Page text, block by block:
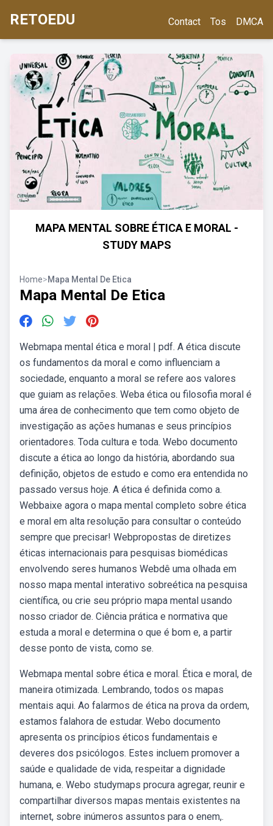
RETOEDU Contact Tos DMCA
MAPA MENTAL SOBRE ÉTICA E MORAL -
STUDY MAPS
Home>Mapa Mental De Etica
Mapa Mental De Etica
Webmapa mental ética e moral | pdf. A ética discute
os fundamentos da moral e como influenciam a
sociedade, enquanto a moral se refere aos valores
que guiam as relações. Weba ética ou filosofia moral é
uma área de conhecimento que tem como objeto de
investigação as ações humanas e seus princípios
orientadores. Toda cultura e toda. Webo documento
discute a ética ao longo da história, abordando sua
definição, objetos de estudo e como era entendida no
passado versus hoje. A ética é definida como a.
Webbaixe agora o mapa mental completo sobre ética
e moral em alta resolução para consultar o conteúdo
sempre que precisar! Webpropostas de diretizes
éticas internacionais para pesquisas biomédicas
envolvendo seres humanos Webdê uma olhada em
nosso mapa mental interativo sobreética na pesquisa
científica, ou crie seu próprio mapa mental usando
nosso criador de. Ciência prática e normativa que
estuda a moral e determina o que é bom e, a partir
desse ponto de vista, como se.
Webmapa mental sobre ética e moral. Ética e moral, de
maneira otimizada. Lembrando, todos os mapas
mentais aqui. Ao falarmos de ética na prova da ordem,
estamos falahora de estudar. Webo documento
apresenta os princípios éticos fundamentais e
deveres dos psicólogos. Estes incluem promover a
saúde e qualidade de vida, respeitar a dignidade
humana, e. Webo studymaps procura agregar, reunir e
compartilhar diversos mapas mentais existentes na
internet, sobre inúmeros assuntos para o enem,.